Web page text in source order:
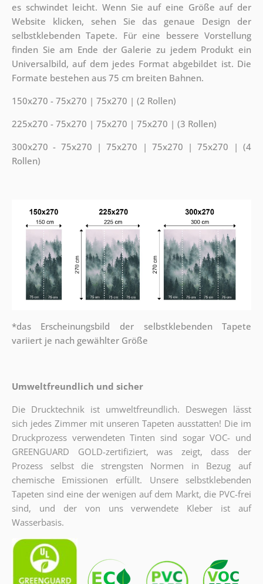
es schwindet leicht. Wenn Sie auf eine Größe auf der
Website klicken, sehen Sie das genaue Design der
selbstklebenden Tapete. Für eine bessere Vorstellung
finden Sie am Ende der Galerie zu jedem Produkt ein
Universalbild, auf dem jedes Format abgebildet ist. Die
Formate bestehen aus 75 cm breiten Bahnen.
150x270 - 75x270 | 75x270 | (2 Rollen)
225x270 - 75x270 | 75x270 | 75x270 | (3 Rollen)
300x270 - 75x270 | 75x270 | 75x270 | 75x270 | (4
Rollen)
*das Erscheinungsbild der selbstklebenden Tapete
variiert je nach gewählter Größe
Umweltfreundlich und sicher
Die Drucktechnik ist umweltfreundlich. Deswegen lässt
sich jedes Zimmer mit unseren Tapeten ausstatten! Die im
Druckprozess verwendeten Tinten sind sogar VOC- und
GREENGUARD GOLD-zertifiziert, was zeigt, dass der
Prozess selbst die strengsten Normen in Bezug auf
chemische Emissionen erfüllt. Unsere selbstklebenden
Tapeten sind eine der wenigen auf dem Markt, die PVC-frei
sind, und der von uns verwendete Kleber ist auf
Wasserbasis.